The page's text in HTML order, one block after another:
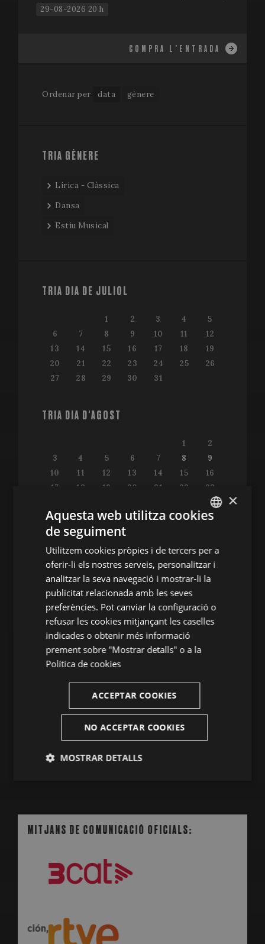
Ordenar per data gènere
TRIA GÈNERE
Lírica - Clàssica
Dansa
Estiu Musical
TRIA DIA DE JULIOL
1 2 3 4
5
6
7 8 9 10 11
12
13
14 15 16 17 18
19
20
21 22 23 24 25
26
27
28 29 30 31
TRIA DIA D'AGOST
1
2
3
4 5 6 7 8
9
10
11 12 13 14 15
16
17
18 19 20 21 22
23
30
31
Consulta la guia de programació
ALTRES ACTES
Conferències
29-08-2026 20 h
COMPRA L'ENTRADA
MITJANS DE COMUNICACIÓ OFICIALS:
SPANISH
CATALAN
×
Aquesta web utilitza cookies
de seguiment
Utilitzem cookies pròpies i de tercers per a
oferir-li els nostres serveis, personalitzar i
analitzar la seva navegació i mostrar-li la
publicitat relacionada amb les seves
preferències. Pot canviar la configuració o
refusar les cookies mitjançant les caselles
indicades o obtenir més informació
prement sobre "Mostrar detalls" o a la
Política de cookies
ACCEPTAR COOKIES
NO ACCEPTAR COOKIES
MOSTRAR DETALLS
Publicitàries Funcionalitat
Estríctament necessàries
Publicitàries